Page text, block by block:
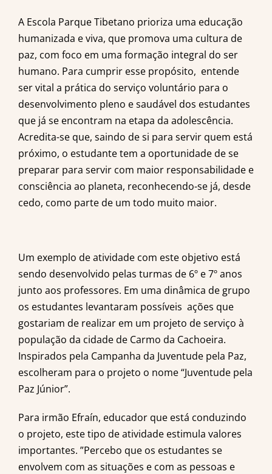
A Escola Parque Tibetano prioriza uma educação
humanizada e viva, que promova uma cultura de
paz, com foco em uma formação integral do ser
humano. Para cumprir esse propósito, entende
ser vital a prática do serviço voluntário para o
desenvolvimento pleno e saudável dos estudantes
que já se encontram na etapa da adolescência.
Acredita-se que, saindo de si para servir quem está
próximo, o estudante tem a oportunidade de se
preparar para servir com maior responsabilidade e
consciência ao planeta, reconhecendo-se já, desde
cedo, como parte de um todo muito maior.
Um exemplo de atividade com este objetivo está
sendo desenvolvido pelas turmas de 6º e 7º anos
junto aos professores. Em uma dinâmica de grupo
os estudantes levantaram possíveis ações que
gostariam de realizar em um projeto de serviço à
população da cidade de Carmo da Cachoeira.
Inspirados pela Campanha da Juventude pela Paz,
escolheram para o projeto o nome “Juventude pela
Paz Júnior”.
Para irmão Efraín, educador que está conduzindo
o projeto, este tipo de atividade estimula valores
importantes. ”Percebo que os estudantes se
envolvem com as situações e com as pessoas e